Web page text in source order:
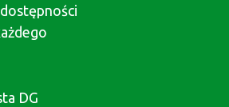
DG